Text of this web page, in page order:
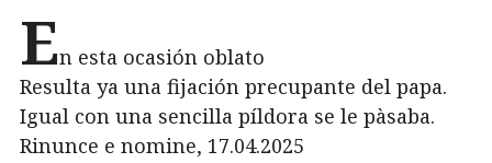
En esta ocasión oblato
Resulta ya una fijación precupante del papa.
Igual con una sencilla píldora se le pàsaba.
Rinunce e nomine, 17.04.2025